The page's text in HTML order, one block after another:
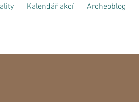
Kalendář akcí Archeoblog